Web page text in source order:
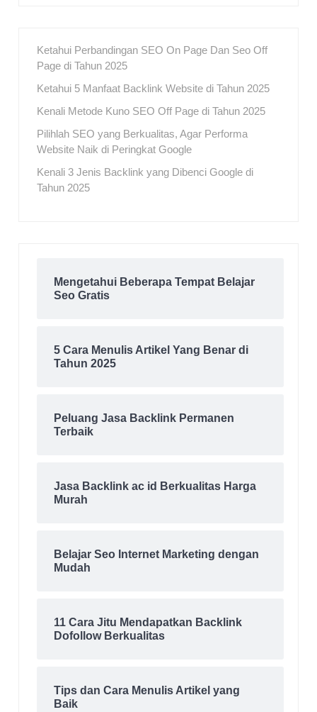
Ketahui Perbandingan SEO On Page Dan Seo Off
Page di Tahun 2025
Ketahui 5 Manfaat Backlink Website di Tahun 2025
Kenali Metode Kuno SEO Off Page di Tahun 2025
Pilihlah SEO yang Berkualitas, Agar Performa
Website Naik di Peringkat Google
Kenali 3 Jenis Backlink yang Dibenci Google di
Tahun 2025
Mengetahui Beberapa Tempat Belajar
Seo Gratis
5 Cara Menulis Artikel Yang Benar di
Tahun 2025
Peluang Jasa Backlink Permanen
Terbaik
Jasa Backlink ac id Berkualitas Harga
Murah
Belajar Seo Internet Marketing dengan
Mudah
11 Cara Jitu Mendapatkan Backlink
Dofollow Berkualitas
Tips dan Cara Menulis Artikel yang
Baik